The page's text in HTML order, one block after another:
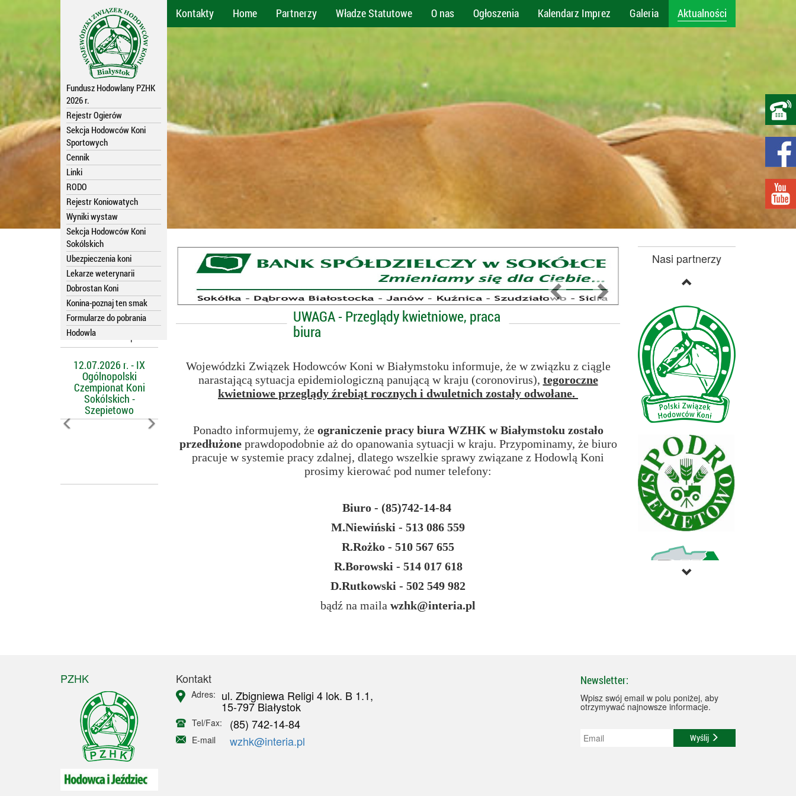
Fundusz Hodowlany PZHK
2026 r.
Rejestr Ogierów
Sekcja Hodowców Koni
Sportowych
Cennik
Linki
RODO
Rejestr Koniowatych
Wyniki wystaw
Sekcja Hodowców Koni
Sokólskich
Ubezpieczenia koni
Lekarze weterynarii
Dobrostan Koni
Konina-poznaj ten smak
Formularze do pobrania
Hodowla
Kontakty Home Partnerzy Władze Statutowe O nas Ogłoszenia Kalendarz Imprez Galeria Aktualności
Kalendarz imprez
12.07.2026 r. - IX
Ogólnopolski
Czempionat Koni
Sokólskich -
Szepietowo
PreviousNext
UWAGA - Przeglądy kwietniowe, praca
biura
Wojewódzki Związek Hodowców Koni w Białymstoku informuje, że w związku z ciągle
narastającą sytuacja epidemiologiczną panującą w kraju (coronovirus), tegoroczne
kwietniowe przeglądy źrebiąt rocznych i dwuletnich zostały odwołane.
Ponadto informujemy, że ograniczenie pracy biura WZHK w Białymstoku zostało
przedłużoneprawdopodobnie aż do opanowania sytuacji w kraju. Przypominamy, że biuro
pracuje w systemie pracy zdalnej, dlatego wszelkie sprawy związane z Hodowlą Koni
prosimy kierować pod numer telefony:
Biuro - (85)742-14-84
M.Niewiński - 513 086 559
R.Rożko - 510 567 655
R.Borowski - 514 017 618
D.Rutkowski - 502 549 982
bądź na maila wzhk@interia.pl
Nasi partnerzy
PZHK Kontakt
Adres: ul. Zbigniewa Religi 4 lok. B 1.1,
15-797 Białystok
Tel/Fax: (85) 742-14-84
E-mail wzhk@interia.pl
Newsletter:
Wpisz swój email w polu poniżej, aby
otrzymywać najnowsze informacje.
Wyślij